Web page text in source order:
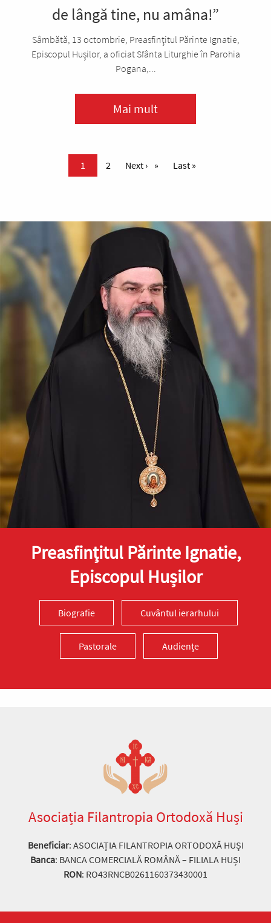
de lângă tine, nu amâna!”
Sâmbătă, 13 octombrie, Preasfinţitul Părinte Ignatie,
Episcopul Huşilor, a oficiat Sfânta Liturghie în Parohia
Pogana,...
Mai mult
Pagina curentă
1 Page
2 Pagina următoare
Next › Ultima pagină
Last »
Preasfinţitul Părinte Ignatie,
Episcopul Hușilor
Biografie Cuvântul ierarhului
Pastorale Audiențe
Asociația Filantropia Ortodoxă Huși
Beneficiar: ASOCIAȚIA FILANTROPIA ORTODOXĂ HUȘI
Banca: BANCA COMERCIALĂ ROMÂNĂ – FILIALA HUȘI
RON: RO43RNCB0261160373430001